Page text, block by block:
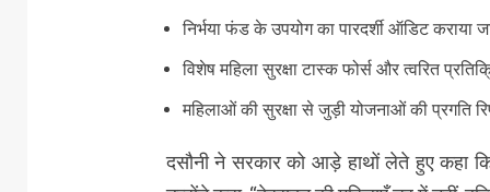
निर्भया फंड के उपयोग का पारदर्शी ऑडिट कराया
विशेष महिला सुरक्षा टास्क फोर्स और त्वरित
महिलाओं की सुरक्षा से जुड़ी योजनाओं की प्रगति
दसौनी ने सरकार को आड़े हाथों लेते हुए कहा